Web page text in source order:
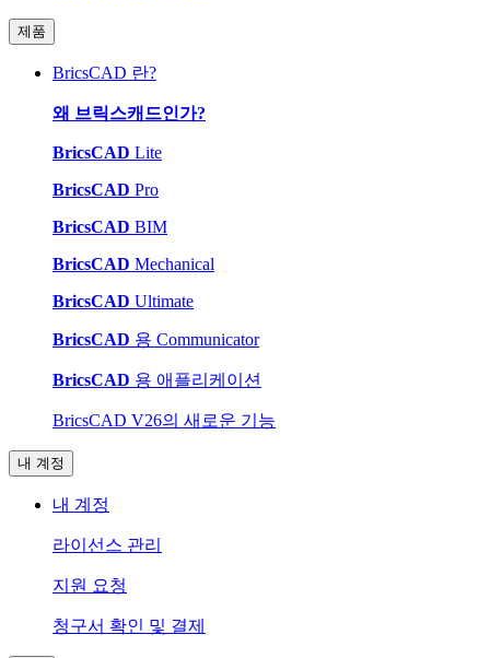
제품
BricsCAD 란?
왜 브릭스캐드인가?
BricsCAD Lite
BricsCAD Pro
BricsCAD BIM
BricsCAD Mechanical
BricsCAD Ultimate
BricsCAD 용 Communicator
BricsCAD 용 애플리케이션
BricsCAD V26의 새로운 기능
내 계정
내 계정
라이선스 관리
지원 요청
청구서 확인 및 결제